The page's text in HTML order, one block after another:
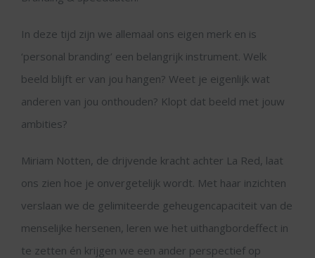
In deze tijd zijn we allemaal ons eigen merk en is
‘personal branding’ een belangrijk instrument. Welk
beeld blijft er van jou hangen? Weet je eigenlijk wat
anderen van jou onthouden? Klopt dat beeld met jouw
ambities?
Miriam Notten, de drijvende kracht achter La Red, laat
ons zien hoe je onvergetelijk wordt. Met haar inzichten
verslaan we de gelimiteerde geheugencapaciteit van de
menselijke hersenen, leren we het uithangbordeffect in
te zetten én krijgen we een ander perspectief op